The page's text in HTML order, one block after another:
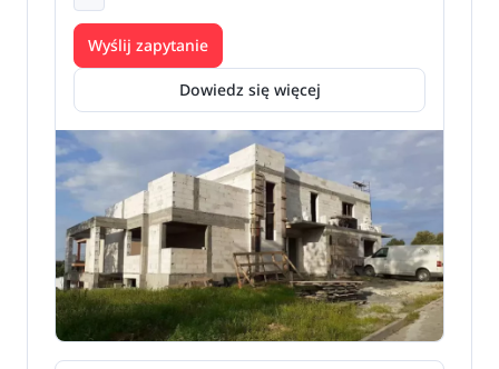
Dowiedz się więcej
Wyślij zapytanie